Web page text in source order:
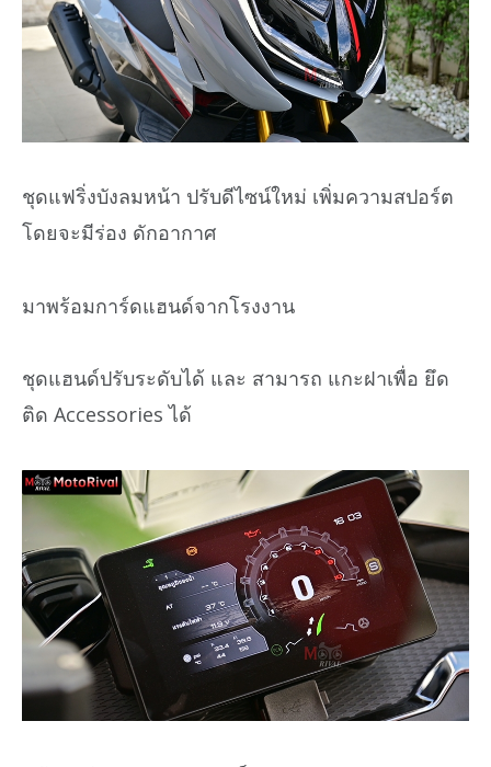
ชุดแฟริ่งบังลมหน้า ปรับดีไซน์ใหม่ เพิ่มความสปอร์ต
โดยจะมีร่อง ดักอากาศ
มาพร้อมการ์ดแฮนด์จากโรงงาน
ชุดแฮนด์ปรับระดับได้ และ สามารถ แกะฝาเพื่อ ยึด
ติด Accessories ได้